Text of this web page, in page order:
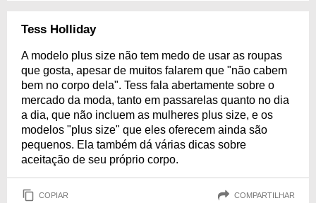
Tess Holliday
A modelo plus size não tem medo de usar as roupas
que gosta, apesar de muitos falarem que "não cabem
bem no corpo dela". Tess fala abertamente sobre o
mercado da moda, tanto em passarelas quanto no dia
a dia, que não incluem as mulheres plus size, e os
modelos "plus size" que eles oferecem ainda são
pequenos. Ela também dá várias dicas sobre
aceitação de seu próprio corpo.
COPIAR COMPARTILHAR